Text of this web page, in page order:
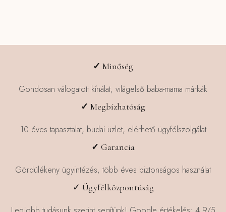
✓ Minőség
Gondosan válogatott kínálat, világelső baba-mama márkák
✓ Megbízhatóság
10 éves tapasztalat, budai üzlet, elérhető ügyfélszolgálat
✓ Garancia
Gördülékeny ügyintézés, több éves biztonságos használat
✓ Ügyfélközpontúság